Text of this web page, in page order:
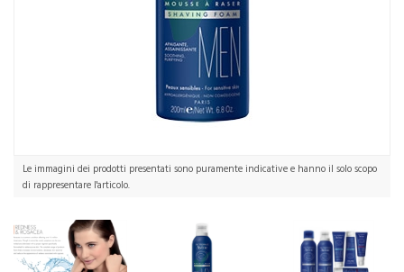
Le immagini dei prodotti presentati sono puramente indicative e hanno il solo scopo
di rappresentare l'articolo.